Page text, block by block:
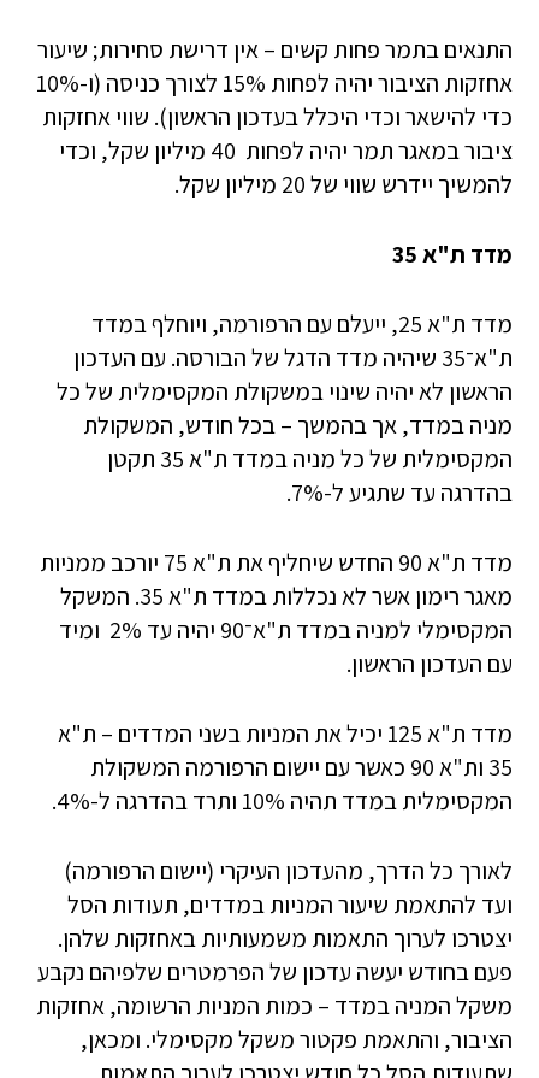
התנאים בתמר פחות קשים – אין דרישת סחירות; שיעור
אחזקות הציבור יהיה לפחות 15% לצורך כניסה (ו-10%
כדי להישאר וכדי היכלל בעדכון הראשון). שווי אחזקות
ציבור במאגר תמר יהיה לפחות 40 מיליון שקל, וכדי
להמשיך יידרש שווי של 20 מיליון שקל.
מדד ת"א 35
מדד ת"א 25, ייעלם עם הרפורמה, ויוחלף במדד
ת"א־35 שיהיה מדד הדגל של הבורסה. עם העדכון
הראשון לא יהיה שינוי במשקולת המקסימלית של כל
מניה במדד, אך בהמשך – בכל חודש, המשקולת
המקסימלית של כל מניה במדד ת"א 35 תקטן
בהדרגה עד שתגיע ל-7%.
מדד ת"א 90 החדש שיחליף את ת"א 75 יורכב ממניות
מאגר רימון אשר לא נכללות במדד ת"א 35. המשקל
המקסימלי למניה במדד ת"א־90 יהיה עד 2% ומיד
עם העדכון הראשון.
מדד ת"א 125 יכיל את המניות בשני המדדים – ת"א
35 ות"א 90 כאשר עם יישום הרפורמה המשקולת
המקסימלית במדד תהיה 10% ותרד בהדרגה ל-4%.
לאורך כל הדרך, מהעדכון העיקרי (יישום הרפורמה)
ועד להתאמת שיעור המניות במדדים, תעודות הסל
יצטרכו לערוך התאמות משמעותיות באחזקות שלהן.
פעם בחודש יעשה עדכון של הפרמטרים שלפיהם נקבע
משקל המניה במדד – כמות המניות הרשומה, אחזקות
הציבור, והתאמת פקטור משקל מקסימלי. ומכאן,